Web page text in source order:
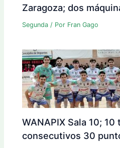
Zaragoza; dos
Segunda / Por Fran Gago
WANAPIX Sala 10;
consecutivos 30